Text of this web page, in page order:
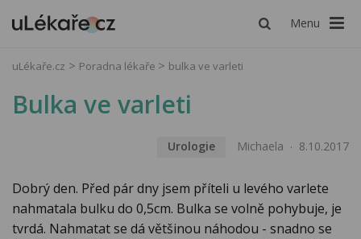
Menu
uLékaře.cz Poradna lékaře bulka ve varleti
Bulka ve varleti
Urologie Michaela 8.10.2017
Dobrý den. Před pár dny jsem příteli u levého varlete
nahmatala bulku do 0,5cm. Bulka se volně pohybuje, je
tvrdá. Nahmatat se dá většinou náhodou - snadno se